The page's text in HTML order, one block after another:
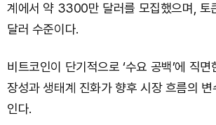
계에서 약 3300만 달러를 모집했으며,
달러 수준이다.
비트코인이 단기적으로 ‘수요 공백’에 직
장성과 생태계 진화가 향후 시장 흐름의
인다.